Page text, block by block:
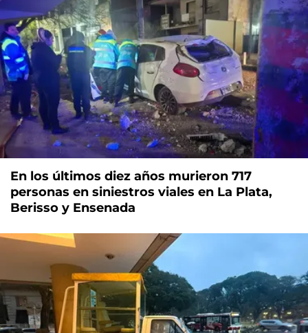
En los últimos diez años murieron 717
personas en siniestros viales en La Plata,
Berisso y Ensenada